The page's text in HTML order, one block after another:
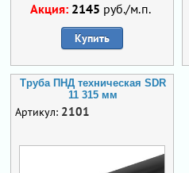
Акция: 2145 руб./м.п.
Купить
Труба ПНД техническая SDR
11 315 мм
Артикул: 2101